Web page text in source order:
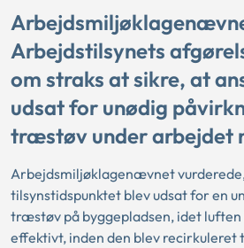
Arbejdstilsynets
om straks at sikre, at
udsat for unødig
træstøv under arbejdet
Arbejdsmiljøklagenævnet
tilsynstidspunktet blev udsat for en
træstøv på byggepladsen, idet luften
effektivt, inden den blev recirkuleret